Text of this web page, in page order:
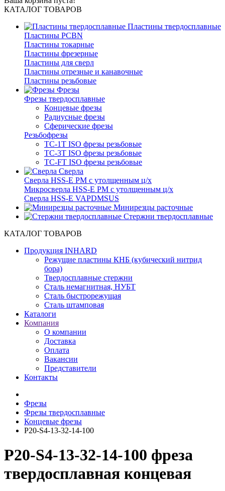
КАТАЛОГ ТОВАРОВ
Пластины твердосплавные
Пластины PCBN
Пластины токарные
Пластины фрезерные
Пластины для сверл
Пластины отрезные и канавочные
Пластины резьбовые
Фрезы
Фрезы твердосплавные
Концевые фрезы
Радиусные фрезы
Сферические фрезы
Резьбофрезы
TC-1T ISO фрезы резьбовые
TC-3T ISO фрезы резьбовые
TC-FT ISO фрезы резьбовые
Сверла
Cверла HSS-E PM c утолщенным ц/х
Микросверла HSS-E PM c утолщенным ц/х
Сверла HSS-E VAPDMSUS
Минирезцы расточные
Cтержни твердосплавные
КАТАЛОГ ТОВАРОВ
Продукция INHARD
Режущие пластины КНБ (кубический нитрид
бора)
Твердосплавные стержни
Сталь немагнитная, НУБТ
Сталь быстрорежущая
Сталь штамповая
Каталоги
Компания
О компании
Доставка
Оплата
Вакансии
Представители
Контакты
Фрезы
Фрезы твердосплавные
Концевые фрезы
P20-S4-13-32-14-100
P20-S4-13-32-14-100 фреза
твердосплавная концевая